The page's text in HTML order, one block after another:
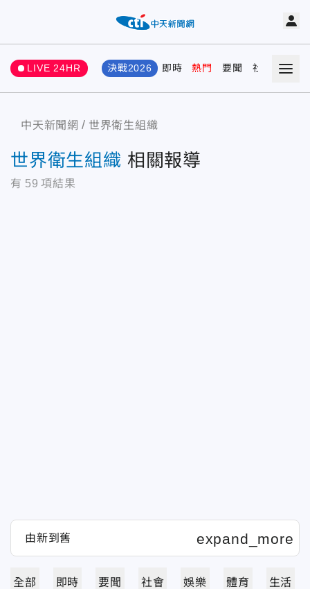
LIVE 24HR 決戰2026 即時 熱門 要聞 社會 娛樂
中天新聞網 世界衛生組織
世界衛生組織 相關報導
有 59 項結果
全部 即時 要聞 社會 娛樂 體育 生活